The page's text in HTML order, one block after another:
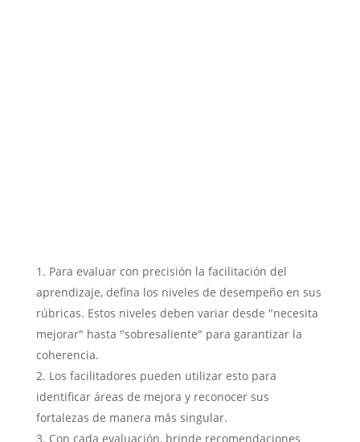
Para evaluar con precisión la facilitación del
aprendizaje, defina los niveles de desempeño en sus
rúbricas. Estos niveles deben variar desde "necesita
mejorar" hasta "sobresaliente" para garantizar la
coherencia.
Los facilitadores pueden utilizar esto para
identificar áreas de mejora y reconocer sus
fortalezas de manera más singular.
Con cada evaluación, brinde recomendaciones